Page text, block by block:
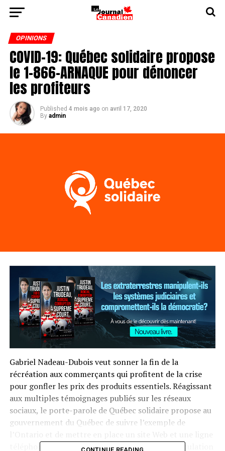
OPINIONS
COVID-19: Québec solidaire propose
le 1-866-ARNAQUE pour dénoncer
les profiteurs
Published 4 mois ago on avril 17, 2020
By admin
Gabriel Nadeau-Dubois veut sonner la fin de la
récréation aux commerçants qui profitent de la crise
pour gonfler les prix des produits essentiels. Réagissant
aux multiples témoignages publiés sur les réseaux
sociaux, le porte-parole de Québec solidaire propose au
gouvernement du Québec de suivre l’exemple de
téléphonique d’urgence pour permettre à la population